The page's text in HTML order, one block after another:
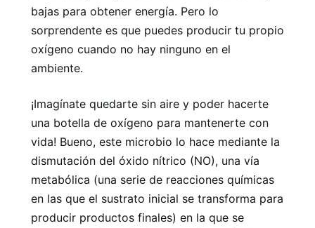
bajas para obtener energía. Pero lo
sorprendente es que puedes producir tu propio
oxígeno cuando no hay ninguno en el
ambiente.
¡Imagínate quedarte sin aire y poder hacerte
una botella de oxígeno para mantenerte con
vida! Bueno, este microbio lo hace mediante la
dismutación del óxido nítrico (NO), una vía
metabólica (una serie de reacciones químicas
en las que el sustrato inicial se transforma para
producir productos finales) en la que se